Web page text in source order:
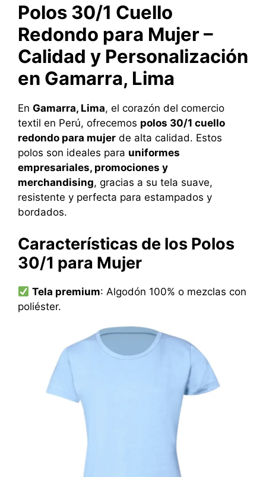
Polos 30/1 Cuello
Redondo para Mujer –
Calidad y Personalización
en Gamarra, Lima
En Gamarra, Lima, el corazón del comercio
textil en Perú, ofrecemos polos 30/1 cuello
redondo para mujer de alta calidad. Estos
polos son ideales para uniformes
empresariales, promociones y
merchandising, gracias a su tela suave,
resistente y perfecta para estampados y
bordados.
Características de los Polos
30/1 para Mujer
Tela premium: Algodón 100% o mezclas con
poliéster.